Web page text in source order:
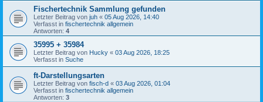
Fischertechnik Sammlung gefunden
Letzter Beitrag von juh « 05 Aug 2026, 14:40
Verfasst in fischertechnik allgemein
Antworten: 4
35995 + 35984
Letzter Beitrag von Hucky « 03 Aug 2026, 18:25
Verfasst in Suche
ft-Darstellungsarten
Letzter Beitrag von fisch-d « 03 Aug 2026, 01:04
Verfasst in fischertechnik allgemein
Antworten: 3